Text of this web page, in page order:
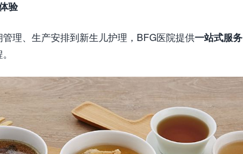
验
理、生产安排到新生儿护理，BFG医院提供一站式服务